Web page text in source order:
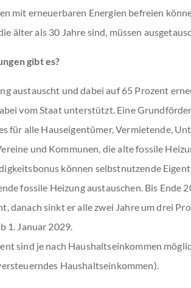
mit erneuerbaren Energien befreien
älter als 30 Jahre sind, müssen
gibt es?
austauscht und dabei auf 65 Prozent
vom Staat unterstützt. Eine
für alle Hauseigentümer, Vermietende,
und Kommunen, die alte fossile
können selbstnutzende
fossile Heizung austauschen. Bis Ende
danach sinkt er alle zwei Jahre um drei
1. Januar 2029.
sind je nach Haushaltseinkommen
Haushaltseinkommen).